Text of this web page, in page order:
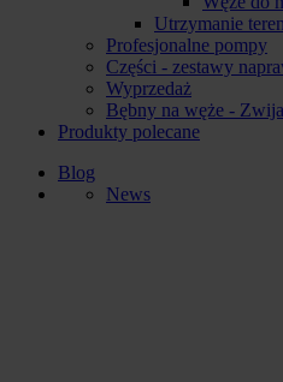
Utrzymanie
Profesjonalne pompy
Części - zestawy
Wyprzedaż
Bębny na węże -
Produkty polecane
Blog
News